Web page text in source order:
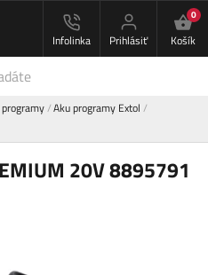
Infolinka Prihlásiť
0
Košík
Aku programy Extol
20V 8895791